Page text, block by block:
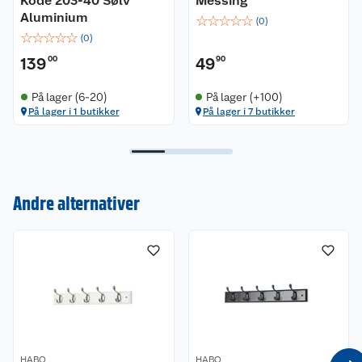
Aluminium
☆☆☆☆☆ (0)
13900
På lager (6-20)
På lager i 1 butikker
☆☆☆☆☆ (0)
4990
På lager (+100)
På lager i 7 butikker
Andre alternativer
HABO HABO
Nyheter
Våre merkevarer
Angre- og returrett
Ofte stilte spørsmål